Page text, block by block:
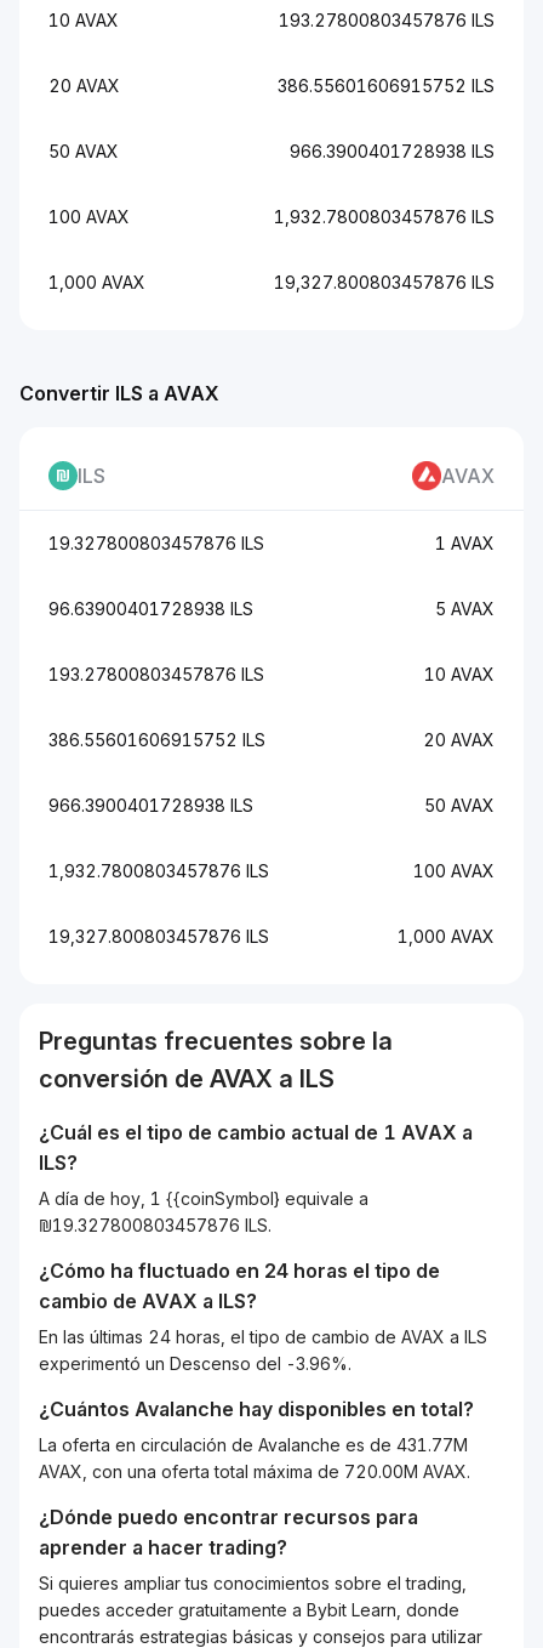
10 AVAX 193.27800803457876 ILS
20 AVAX 386.55601606915752 ILS
50 AVAX 966.3900401728938 ILS
100 AVAX 1,932.7800803457876 ILS
1,000 AVAX 19,327.800803457876 ILS
Convertir ILS a AVAX
ILS AVAX
19.327800803457876 ILS 1 AVAX
96.63900401728938 ILS 5 AVAX
193.27800803457876 ILS 10 AVAX
386.55601606915752 ILS 20 AVAX
966.3900401728938 ILS 50 AVAX
1,932.7800803457876 ILS 100 AVAX
19,327.800803457876 ILS 1,000 AVAX
Preguntas frecuentes sobre la
conversión de AVAX a ILS
¿Cuál es el tipo de cambio actual de 1 AVAX a
ILS?
A día de hoy, 1 {{coinSymbol} equivale a
₪19.327800803457876 ILS.
¿Cómo ha fluctuado en 24 horas el tipo de
cambio de AVAX a ILS?
En las últimas 24 horas, el tipo de cambio de AVAX a ILS
experimentó un Descenso del -3.96%.
¿Cuántos Avalanche hay disponibles en total?
La oferta en circulación de Avalanche es de 431.77M
AVAX, con una oferta total máxima de 720.00M AVAX.
¿Dónde puedo encontrar recursos para
aprender a hacer trading?
Si quieres ampliar tus conocimientos sobre el trading,
puedes acceder gratuitamente a Bybit Learn, donde
encontrarás estrategias básicas y consejos para utilizar